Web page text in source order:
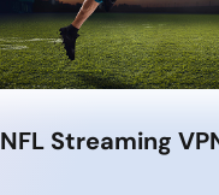
NFL Streaming